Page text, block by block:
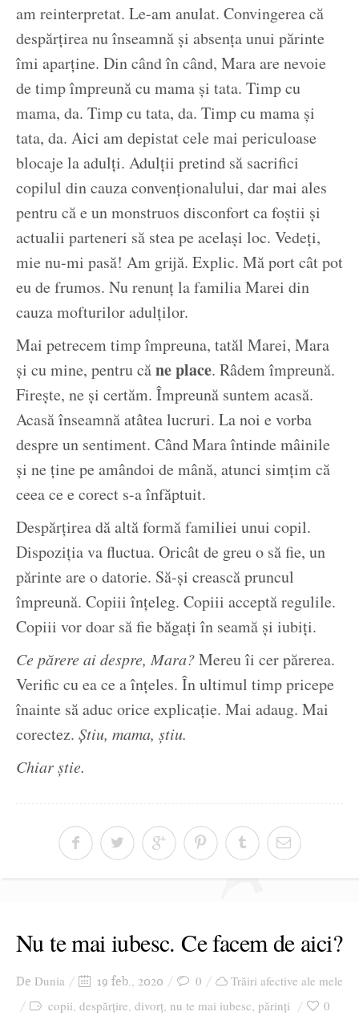
am reinterpretat. Le-am anulat. Convingerea că
despărțirea nu înseamnă și absența unui părinte
îmi aparține. Din când în când, Mara are nevoie
de timp împreună cu mama și tata. Timp cu
mama, da. Timp cu tata, da. Timp cu mama și
tata, da. Aici am depistat cele mai periculoase
blocaje la adulți. Adulții pretind să sacrifici
copilul din cauza convenționalului, dar mai ales
pentru că e un monstruos disconfort ca foștii și
actualii parteneri să stea pe același loc. Vedeți,
mie nu-mi pasă! Am grijă. Explic. Mă port cât pot
eu de frumos. Nu renunț la familia Marei din
cauza mofturilor adulților.
Mai petrecem timp împreuna, tatăl Marei, Mara
și cu mine, pentru căne place. Râdem împreună.
Firește, ne și certăm. Împreună suntem acasă.
Acasă înseamnă atâtea lucruri. La noi e vorba
despre un sentiment. Când Mara întinde mâinile
și ne ține pe amândoi de mână, atunci simțim că
ceea ce e corect s-a înfăptuit.
Despărțirea dă altă formă familiei unui copil.
Dispoziția va fluctua. Oricât de greu o să fie, un
părinte are o datorie. Să-și crească pruncul
împreună. Copiii înțeleg. Copiii acceptă regulile.
Copiii vor doar să fie băgați în seamă și iubiți.
Ce părere ai despre, Mara?Mereu îi cer părerea.
Verific cu ea ce a înțeles. În ultimul timp pricepe
înainte să aduc orice explicație. Mai adaug. Mai
corectez. Știu, mama, știu.
Chiar știe.
Nu te mai iubesc. Ce facem de aici?
De Dunia 19 feb., 2020 0
Trăiri afective ale mele
copii despărțire divorț nu te mai iubesc părinți 0